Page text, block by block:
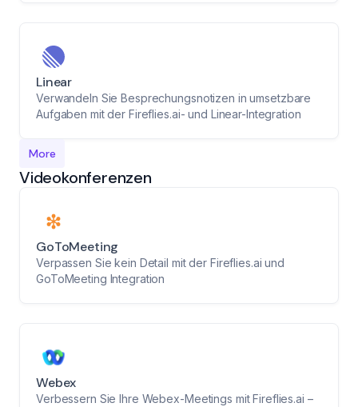
Linear
Verwandeln Sie Besprechungsnotizen in umsetzbare
Aufgaben mit der Fireflies.ai- und Linear-Integration
More
Videokonferenzen
GoToMeeting
Verpassen Sie kein Detail mit der Fireflies.ai und
GoToMeeting Integration
Webex
Verbessern Sie Ihre Webex-Meetings mit Fireflies.ai –